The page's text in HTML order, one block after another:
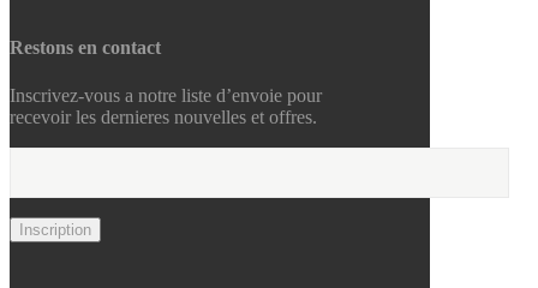
Restons en contact
Inscrivez-vous a notre liste d’envoie pour
recevoir les dernieres nouvelles et offres.